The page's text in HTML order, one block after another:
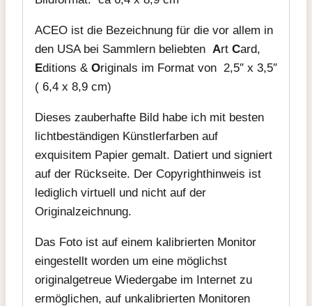
ACEO ist die Bezeichnung für die vor allem in
den USA bei Sammlern beliebten Art Card,
Editions & Originals im Format von 2,5″ x 3,5″
( 6,4 x 8,9 cm)
Dieses zauberhafte Bild habe ich mit besten
lichtbeständigen Künstlerfarben auf
exquisitem Papier gemalt. Datiert und signiert
auf der Rückseite. Der Copyrighthinweis ist
lediglich virtuell und nicht auf der
Originalzeichnung.
Das Foto ist auf einem kalibrierten Monitor
eingestellt worden um eine möglichst
originalgetreue Wiedergabe im Internet zu
ermöglichen, auf unkalibrierten Monitoren